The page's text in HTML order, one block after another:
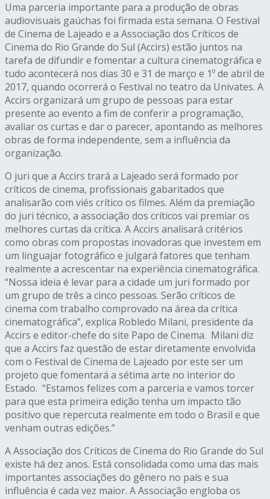
Uma parceria importante para a produção de obras
audiovisuais gaúchas foi firmada esta semana. O Festival
de Cinema de Lajeado e a Associação dos Críticos de
Cinema do Rio Grande do Sul (Accirs) estão juntos na
tarefa de difundir e fomentar a cultura cinematográfica e
tudo acontecerá nos dias 30 e 31 de março e 1º de abril de
2017, quando ocorrerá o Festival no teatro da Univates. A
Accirs organizará um grupo de pessoas para estar
presente ao evento a fim de conferir a programação,
avaliar os curtas e dar o parecer, apontando as melhores
obras de forma independente, sem a influência da
organização.
O juri que a Accirs trará a Lajeado será formado por
críticos de cinema, profissionais gabaritados que
analisarão com viés crítico os filmes. Além da premiação
do juri técnico, a associação dos críticos vai premiar os
melhores curtas da crítica. A Accirs analisará critérios
como obras com propostas inovadoras que investem em
um linguajar fotográfico e julgará fatores que tenham
realmente a acrescentar na experiência cinematográfica.
“Nossa ideia é levar para a cidade um juri formado por
um grupo de três a cinco pessoas. Serão críticos de
cinema com trabalho comprovado na área da crítica
cinematográfica”, explica Robledo Milani, presidente da
Accirs e editor-chefe do site Papo de Cinema. Milani diz
que a Accirs faz questão de estar diretamente envolvida
com o Festival de Cinema de Lajeado por este ser um
projeto que fomentará a sétima arte no interior do
Estado. “Estamos felizes com a parceria e vamos torcer
para que esta primeira edição tenha um impacto tão
positivo que repercuta realmente em todo o Brasil e que
venham outras edições.”
A Associação dos Críticos de Cinema do Rio Grande do Sul
existe há dez anos. Está consolidada como uma das mais
importantes associações do gênero no país e sua
influência é cada vez maior. A Associação engloba os